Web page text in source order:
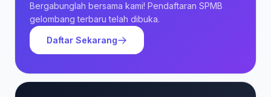
Bergabunglah bersama kami! Pendaftaran SPMB
gelombang terbaru telah dibuka.
Daftar Sekarang